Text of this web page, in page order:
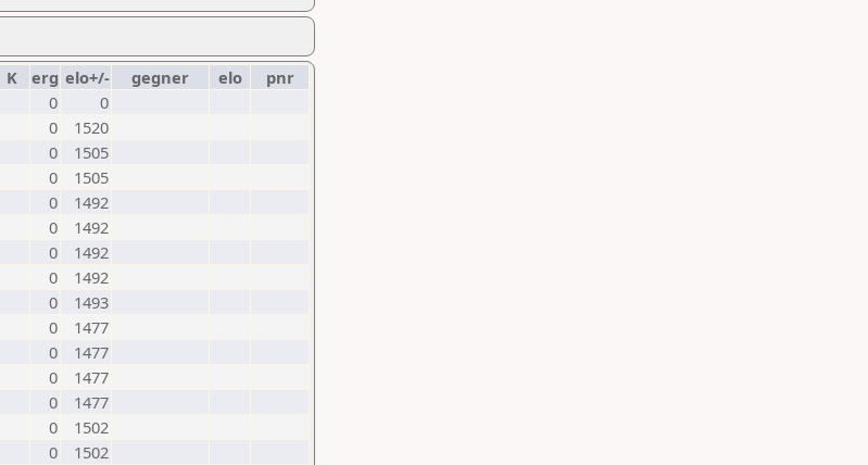
K erg elo+/- gegner elo
pnr
0
0
0
1520
0
1505
0
1505
0
1492
0
1492
0
1492
0
1492
0
1493
0
1477
0
1477
0
1477
0
1477
0
1502
0
1502